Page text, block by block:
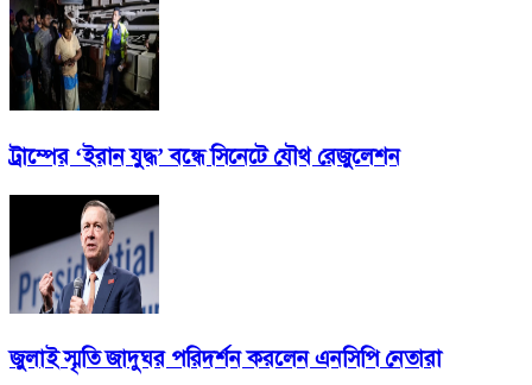
ট্রাম্পের ‘ইরান যুদ্ধ’ বন্ধে সিনেটে যৌথ রেজুলেশন
জুলাই স্মৃতি জাদুঘর পরিদর্শন করলেন এনসিপি নেতারা